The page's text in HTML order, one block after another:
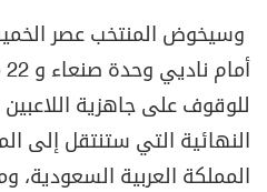
وسيخوض المنتخب عصر
للوقوف على جاهزية اللاعبين
النهائية التي ستنتقل إلى
المملكة العربية السعودية،